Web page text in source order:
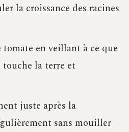
la croissance des racines
en veillant à ce que
touche la terre et
juste après la
sans mouiller